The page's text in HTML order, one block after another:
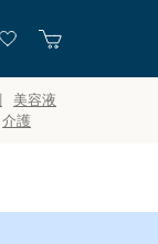
美容液
介護